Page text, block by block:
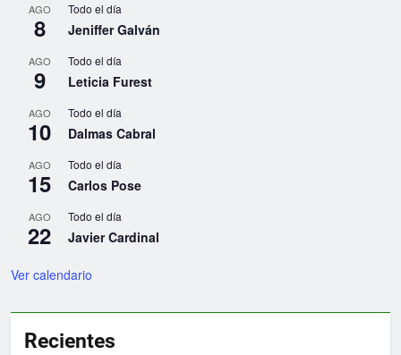
AGO
8
Todo el día
Jeniffer Galván
AGO
9
Todo el día
Leticia Furest
AGO
10
Todo el día
Dalmas Cabral
AGO
15
Todo el día
Carlos Pose
AGO
22
Todo el día
Javier Cardinal
Ver calendario
Recientes